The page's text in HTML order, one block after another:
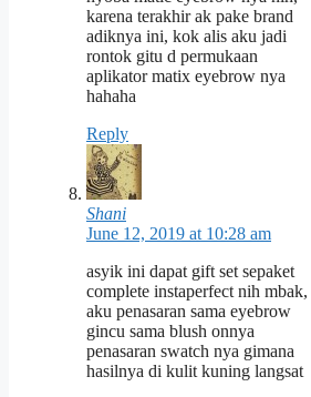
karena terakhir ak pake brand
adiknya ini, kok alis aku jadi
rontok gitu d permukaan
aplikator matix eyebrow nya
hahaha
Reply
Shani
June 12, 2019 at 10:28 am
asyik ini dapat gift set sepaket
complete instaperfect nih mbak,
aku penasaran sama eyebrow
gincu sama blush onnya
penasaran swatch nya gimana
hasilnya di kulit kuning langsat